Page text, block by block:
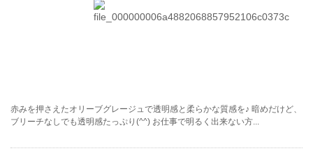
赤みを押さえたオリーブグレージュで透明感と柔らかな質感を♪ 暗めだけど、
ブリーチなしでも透明感たっぷり(^^) お仕事で明るく出来ない方...